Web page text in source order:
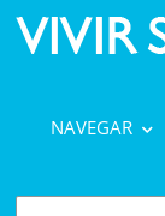
NAVEGAR
BUSCAR